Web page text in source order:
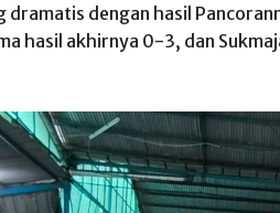
dramatis dengan hasil
hasil akhirnya 0-3, dan